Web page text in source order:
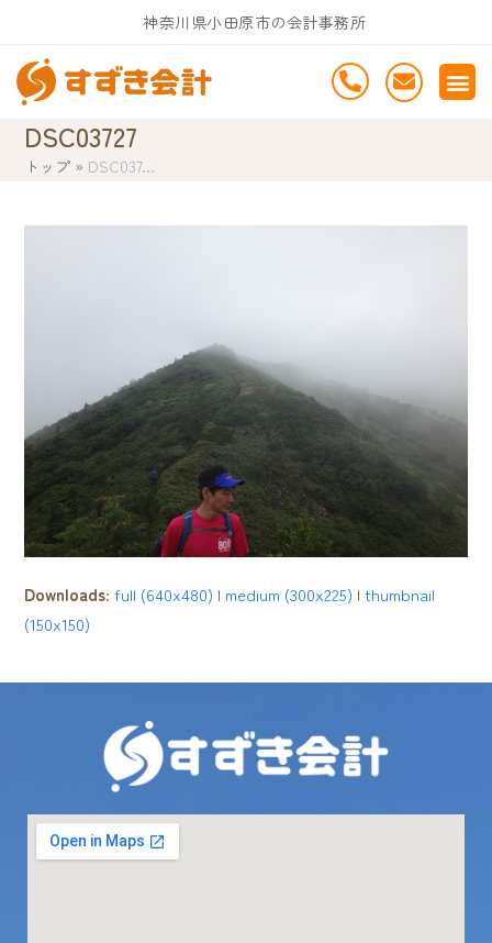
content
神奈川県小田原市の会計事務所
DSC03727
トップ » DSC037…
Downloads:full (640x480) | medium (300x225) |thumbnail
(150x150)